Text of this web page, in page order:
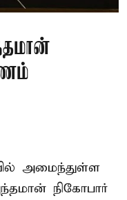
அமைந்துள்ள
நிகோபார்